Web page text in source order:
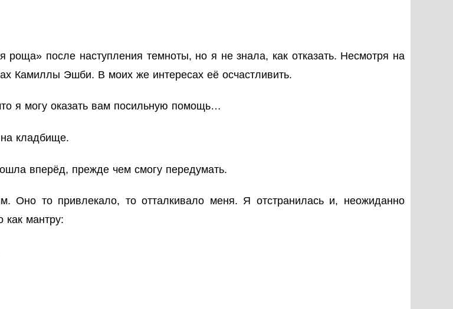
после наступления темноты, но я не знала, как отказать. Несмотря на
Камиллы Эшби. В моих же интересах её осчастливить.
я могу оказать вам посильную помощь…
кладбище.
вперёд, прежде чем смогу передумать.
Оно то привлекало, то отталкивало меня. Я отстранилась и, неожиданно
как мантру: